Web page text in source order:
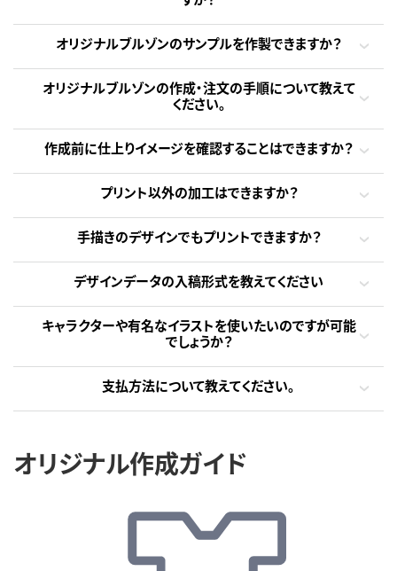
オリジナルブルゾンのサンプルを作製できますか？
オリジナルブルゾンの作成・注文の手順について教えて
ください。
作成前に仕上りイメージを確認することはできますか？
プリント以外の加工はできますか？
手描きのデザインでもプリントできますか？
デザインデータの入稿形式を教えてください
キャラクターや有名なイラストを使いたいのですが可能
でしょうか？
支払方法について教えてください。
オリジナル作成ガイド